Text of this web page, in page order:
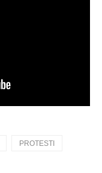
PROTESTI